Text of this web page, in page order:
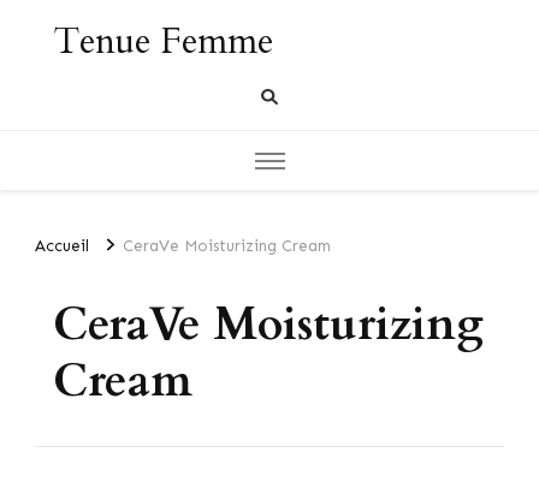
Tenue Femme
Accueil CeraVe Moisturizing Cream
CeraVe Moisturizing
Cream